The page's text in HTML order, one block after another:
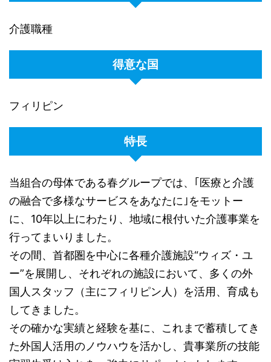
介護職種
得意な国
フィリピン
特長
当組合の母体である春グループでは、｢医療と介護
の融合で多様なサービスをあなたに｣をモットー
に、10年以上にわたり、地域に根付いた介護事業を
行ってまいりました。
その間、首都圏を中心に各種介護施設“ウィズ・ユ
ー”を展開し、それぞれの施設において、多くの外
国人スタッフ（主にフィリピン人）を活用、育成も
してきました。
その確かな実績と経験を基に、これまで蓄積してき
た外国人活用のノウハウを活かし、貴事業所の技能